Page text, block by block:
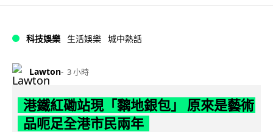
科技娛樂 生活娛樂 城中熱話
Lawton 3 小時
港鐵紅磡站現「黐地銀包」 原來是藝術
品呃足全港市民兩年